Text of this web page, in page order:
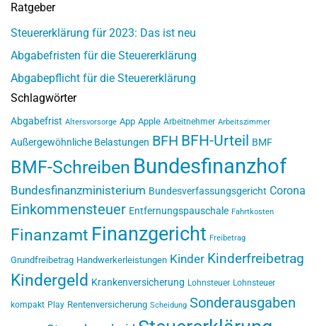
Ratgeber
Steuererklärung für 2023: Das ist neu
Abgabefristen für die Steuererklärung
Abgabepflicht für die Steuererklärung
Schlagwörter
Abgabefrist Altersvorsorge App Apple Arbeitnehmer Arbeitszimmer
Außergewöhnliche Belastungen BFH BFH-Urteil BMF
BMF-Schreiben Bundesfinanzhof
Bundesfinanzministerium Bundesverfassungsgericht Corona
Einkommensteuer Entfernungspauschale Fahrtkosten
Finanzamt Finanzgericht Freibetrag
Grundfreibetrag Handwerkerleistungen Kinder Kinderfreibetrag
Kindergeld Krankenversicherung Lohnsteuer Lohnsteuer
kompakt Play Rentenversicherung Scheidung Sonderausgaben